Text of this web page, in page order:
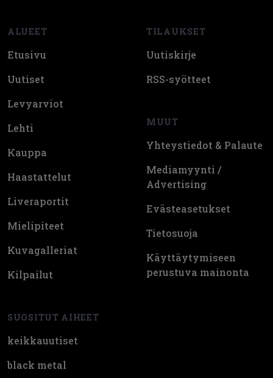
ALUEET
Etusivu
Uutiset
Levyarviot
Lehti
Kauppa
Haastattelut
Liveraportit
Mielipiteet
Kuvagalleriat
Kilpailut
SUOSITUT AIHEET
keikkauutiset
black metal
TILAUKSET
Uutiskirje
RSS-syötteet
MUUT
Yhteystiedot & Palaute
Mediamyynti /
Advertising
Evästeasetukset
Tietosuoja
Käyttäytymiseen
perustuva mainonta